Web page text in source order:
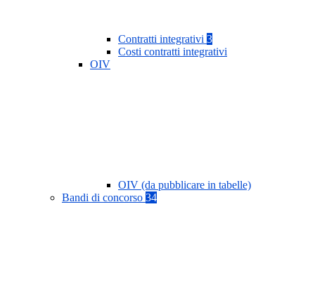
Contratti integrativi 3
Costi contratti integrativi
OIV
OIV (da pubblicare in tabelle)
Bandi di concorso 34